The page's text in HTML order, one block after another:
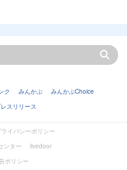
ク みんかぶ
みんかぶChoice
スリリース
ライバシーポリシー
ンター
livedoor
ポリシー